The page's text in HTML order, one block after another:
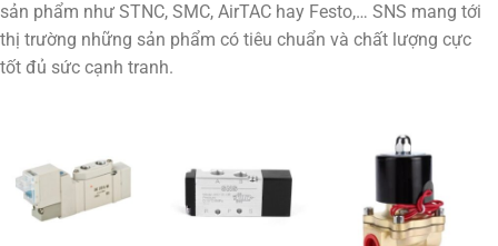
sản phẩm như STNC, SMC, AirTAC hay Festo,… SNS mang tới
thị trường những sản phẩm có tiêu chuẩn và chất lượng cực
tốt đủ sức cạnh tranh.